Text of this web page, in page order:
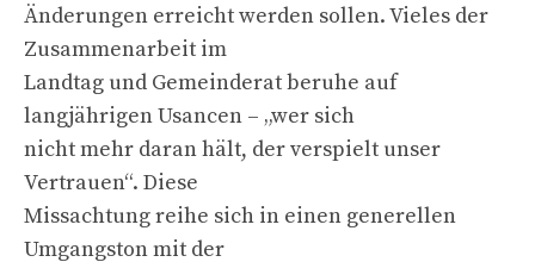
Änderungen erreicht werden sollen. Vieles der
Zusammenarbeit im
Landtag und Gemeinderat beruhe auf
langjährigen Usancen – „wer sich
nicht mehr daran hält, der verspielt unser
Vertrauen“. Diese
Missachtung reihe sich in einen generellen
Umgangston mit der